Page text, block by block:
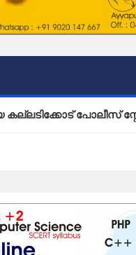
പോലീസ്